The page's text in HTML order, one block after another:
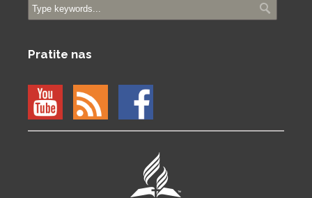
Pratite nas